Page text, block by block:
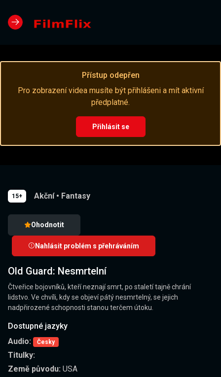
Přístup odepřen
Pro zobrazení videa musíte být přihlášeni a mít aktivní
předplatné.
Přihlásit se
15+ Akční • Fantasy
Ohodnotit
Nahlásit problém s přehráváním
Old Guard: Nesmrtelní
Čtveřice bojovníků, kteří neznají smrt, po staletí tajně chrání
lidstvo. Ve chvíli, kdy se objeví pátý nesmrtelný, se jejich
nadpřirozené schopnosti stanou terčem útoku.
Dostupné jazyky
Audio:
Česky
Titulky:
Země původu: USA